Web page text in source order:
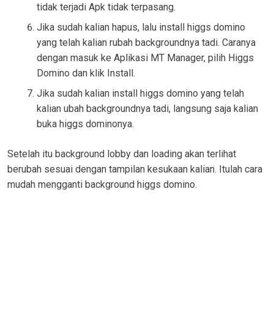
tidak terjadi Apk tidak terpasang.
Jika sudah kalian hapus, lalu install higgs domino
yang telah kalian rubah backgroundnya tadi. Caranya
dengan masuk ke Aplikasi MT Manager, pilih Higgs
Domino dan klik Install.
Jika sudah kalian install higgs domino yang telah
kalian ubah backgroundnya tadi, langsung saja kalian
buka higgs dominonya.
Setelah itu background lobby dan loading akan terlihat
berubah sesuai dengan tampilan kesukaan kalian. Itulah cara
mudah mengganti background higgs domino.